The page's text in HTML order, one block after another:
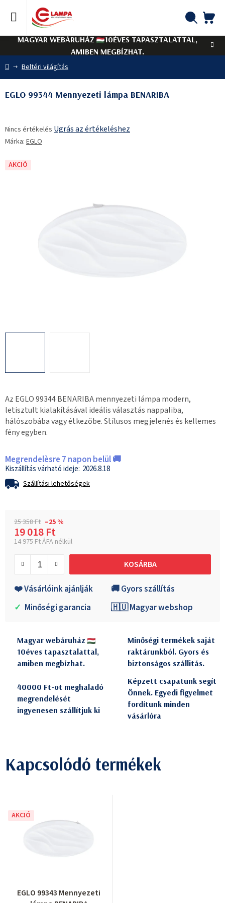
tartalomhoz
MAGYAR WEBÁRUHÁZ
10ÉVES TAPASZTALATTAL,
AMIBEN MEGBÍZHAT.
Kezdőlap
Beltéri világítás
Az EGLO 99344 BENARIBA mennyezeti lámpa modern,
letisztult kialakításával ideális választás nappaliba,
hálószobába vagy étkezőbe. Stílusos megjelenés és kellemes
fény egyben.
Megrendelèsre 7 napon belül 🚚
2026.8.18
Szállítási lehetőségek
25 358 Ft –25 %
19 018 Ft
14 975 Ft ÁFA nélkül
KOSÁRBA
❤️ Vásárlóink ajánlják
🚚 Gyors szállítás
✓ Minőségi garancia 🇭🇺 Magyar webshop
EGLO 99344 Mennyezeti lámpa BENARIBA
termék
átlagos
5-
Nincs értékelés Ugrás az értékeléshez
Márka: EGLO
AKCIÓ
Magyar webáruház
10éves tapasztalattal,
amiben megbízhat.
Minőségi termékek saját
raktárunkból. Gyors és
biztonságos szállitás.
40000 Ft-ot meghaladó
megrendelését
ingyenesen szállítjuk ki
Képzett csapatunk segít
Önnek. Egyedi figyelmet
fordítunk minden
vásárlóra
Kapcsolódó termékek
AKCIÓ
EGLO 99343 Mennyezeti